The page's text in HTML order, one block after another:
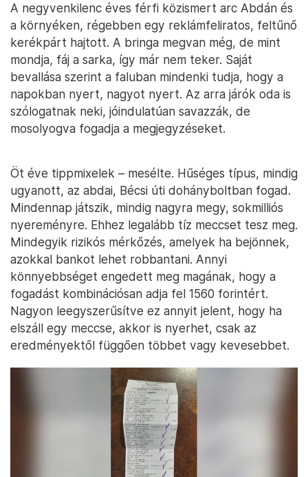
A negyvenkilenc éves férfi közismert arc Abdán és
a környéken, régebben egy reklámfeliratos, feltűnő
kerékpárt hajtott. A bringa megvan még, de mint
mondja, fáj a sarka, így már nem teker. Saját
bevallása szerint a faluban mindenki tudja, hogy a
napokban nyert, nagyot nyert. Az arra járók oda is
szólogatnak neki, jóindulatúan savazzák, de
mosolyogva fogadja a megjegyzéseket.
Öt éve tippmixelek – mesélte. Hűséges típus, mindig
ugyanott, az abdai, Bécsi úti dohányboltban fogad.
Mindennap játszik, mindig nagyra megy, sokmilliós
nyereményre. Ehhez legalább tíz meccset tesz meg.
Mindegyik rizikós mérkőzés, amelyek ha bejönnek,
azokkal bankot lehet robbantani. Annyi
könnyebbséget engedett meg magának, hogy a
fogadást kombinációsan adja fel 1560 forintért.
Nagyon leegyszerűsítve ez annyit jelent, hogy ha
elszáll egy meccse, akkor is nyerhet, csak az
eredményektől függően többet vagy kevesebbet.